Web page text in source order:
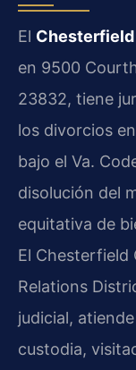
El
en 9500
23832, tiene
los divorcios
bajo el Va.
disolución del
equitativa de
El Chesterfield
Relations
judicial,
custodia,